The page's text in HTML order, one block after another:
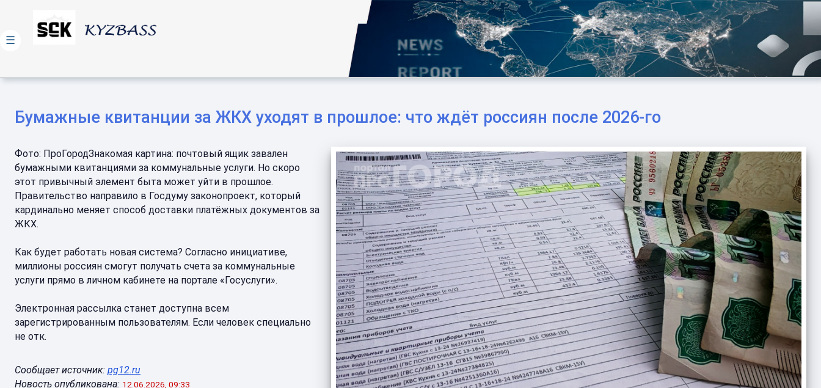
Бумажные квитанции за ЖКХ уходят в прошлое: что ждёт россиян после 2026‑го
Фото: ПроГородЗнакомая картина: почтовый ящик завален
бумажными квитанциями за коммунальные услуги. Но скоро
этот привычный элемент быта может уйти в прошлое.
Правительство направило в Госдуму законопроект, который
кардинально меняет способ доставки платёжных документов за
ЖКХ.
Как будет работать новая система? Согласно инициативе,
миллионы россиян смогут получать счета за коммунальные
услуги прямо в личном кабинете на портале «Госуслуги».
Электронная рассылка станет доступна всем
зарегистрированным пользователям. Если человек специально
не отк.
Сообщает источник: pg12.ru
Новость опубликована: 12.06.2026, 09:33
☰